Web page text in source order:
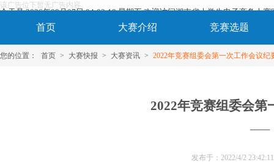
今天是 2026年08月07日 04:02:19 星期五 欢迎访问湖南省大学生电子商务大赛
该广告位下暂无广告内容
首页 大赛介绍 竞赛选题
您的位置： 首页 > 大赛快报 > 大赛资讯 > 2022年竞赛组委会第一次工作会议纪
2022年竞赛组委会第
——
发布于： 2022/4/2 23:42:11